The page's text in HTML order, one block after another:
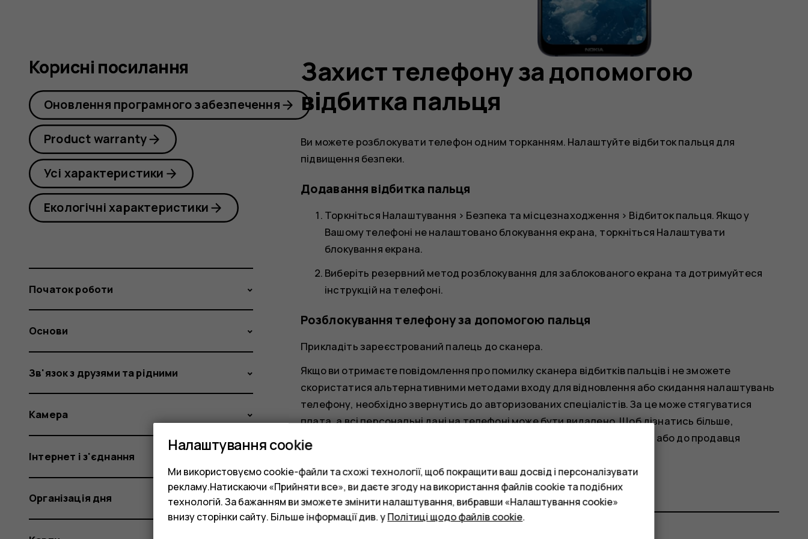
Захист телефону за допомогою
відбитка пальця
Ви можете розблокувати телефон одним торканням. Налаштуйте відбиток пальця для
підвищення безпеки.
Додавання відбитка пальця
Торкніться Налаштування > Безпека та місцезнаходження > Відбиток пальця. Якщо у
Вашому телефоні не налаштовано блокування екрана, торкніться Налаштувати
блокування екрана.
Виберіть резервний метод розблокування для заблокованого екрана та дотримуйтеся
інструкцій на телефоні.
Розблокування телефону за допомогою пальця
Прикладіть зареєстрований палець до сканера.
Якщо ви отримаєте повідомлення про помилку сканера відбитків пальців і не зможете
скористатися альтернативними методами входу для відновлення або скидання налаштувань
телефону, необхідно звернутись до авторизованих спеціалістів. За це може стягуватися
плата, а всі персональні дані на телефоні може бути видалено. Щоб дізнатись більше,
зверніться в найближчий центр обслуговування для вашого телефону або до продавця
телефону.
Корисні посилання
Оновлення програмного забезпечення
Product warranty
Усі характеристики
Екологічні характеристики
Початок роботи
Основи
Зв'язок з друзями та рідними
Камера
Інтернет і з'єднання
Організація дня
Налаштування cookie
Ми використовуємо cookie-файли та схожі технології, щоб покращити ваш досвід і персоналізувати
рекламу.Натискаючи «Прийняти все», ви даєте згоду на використання файлів cookie та подібних
технологій. За бажанням ви зможете змінити налаштування, вибравши «Налаштування cookie»
внизу сторінки сайту. Більше інформації див. уПолітиці щодо файлів cookie.